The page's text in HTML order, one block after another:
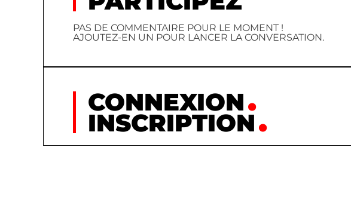
PAS DE COMMENTAIRE POUR LE MOMENT !
AJOUTEZ-EN UN POUR LANCER LA CONVERSATION.
CONNEXION
INSCRIPTION